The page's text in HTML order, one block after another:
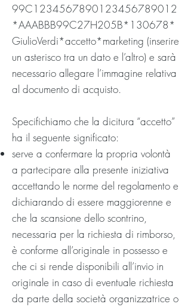
99C1234567890123456789012
*AAABBB99C27H205B*130678*
GiulioVerdi*accetto*marketing (inserire
un asterisco tra un dato e l’altro) e sarà
necessario allegare l’immagine relativa
al documento di acquisto.
Specifichiamo che la dicitura “accetto”
ha il seguente significato:
serve a confermare la propria volontà
a partecipare alla presente iniziativa
accettando le norme del regolamento e
dichiarando di essere maggiorenne e
che la scansione dello scontrino,
necessaria per la richiesta di rimborso,
è conforme all’originale in possesso e
che ci si rende disponibili all’invio in
originale in caso di eventuale richiesta
da parte della società organizzatrice o